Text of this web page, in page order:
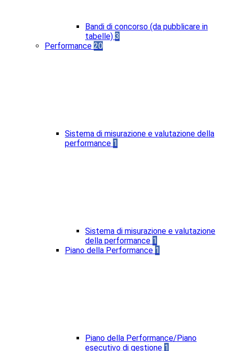
Bandi di concorso (da pubblicare in
tabelle) 3
Performance 20
Sistema di misurazione e valutazione della
performance 1
Sistema di misurazione e valutazione
della performance 1
Piano della Performance 1
Piano della Performance/Piano
esecutivo di gestione 1